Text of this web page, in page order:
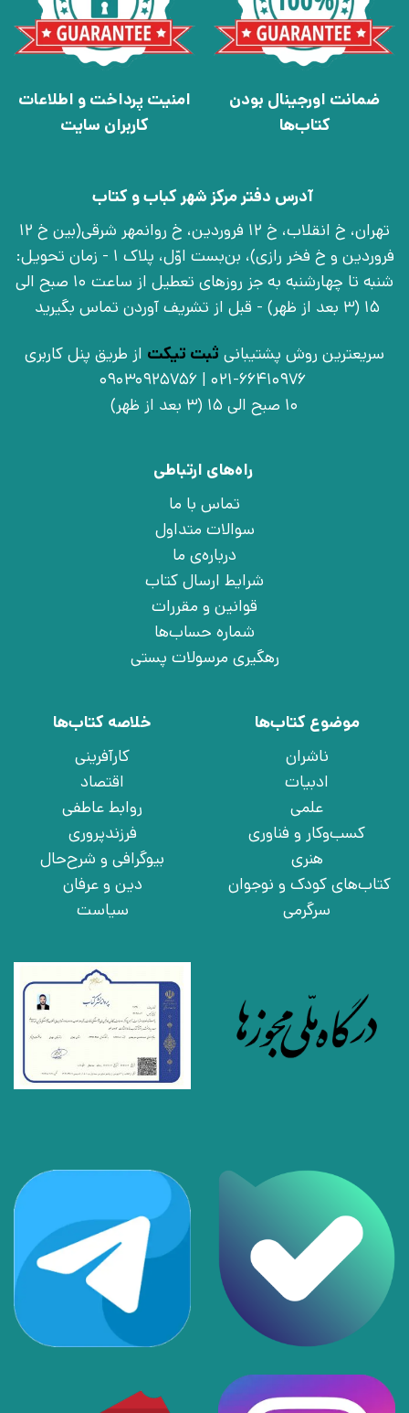
ضمانت اورجینال بودن
کتاب‌ها
امنیت پرداخت و اطلاعات
کاربران سایت
آدرس دفتر مرکز شهر کباب و کتاب
تهران، خ انقلاب، خ 12 فروردین، خ روانمهر شرقی(بین خ 12
فروردین و خ فخر رازی)، بن‌بست اوّل، پلاک 1 - زمان تحویل:
شنبه تا چهارشنبه به جز روزهای تعطیل از ساعت 10 صبح الی
15 (3 بعد از ظهر) - قبل از تشریف آوردن تماس بگیرید
سریعترین روش پشتیبانی ثبت تیکت از طریق پنل کاربری
021-66410976 | 09030925756
10 صبح الی 15 (3 بعد از ظهر)
راه‌های ارتباطی
تماس با ما
سوالات متداول
درباره‌ی ما
شرایط ارسال کتاب
قوانین و مقررات
شماره حساب‌ها
رهگیری مرسولات پستی
موضوع کتاب‌ها
ناشران
ادبیات
علمی
کسب‌وکار و فناوری
هنری
کتاب‌های کودک و نوجوان
سرگرمی
خلاصه کتاب‌ها
کارآفرینی
اقتصاد
روابط عاطفی
فرزندپروری
بیوگرافی و شرح‌حال
دین و عرفان
سیاست